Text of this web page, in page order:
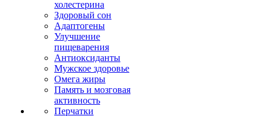
холестерина
Здоровый сон
Адаптогены
Улучшение
пищеварения
Антиоксиданты
Мужское здоровье
Омега жиры
Память и мозговая
активность
Перчатки